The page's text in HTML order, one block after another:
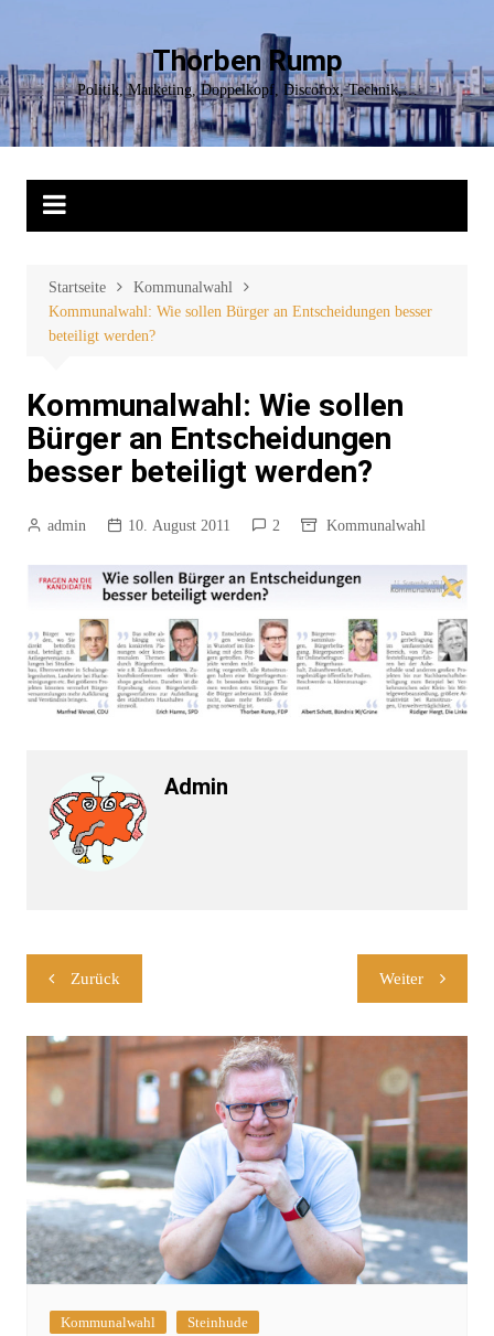
springen
Thorben Rump
Politik, Marketing, Doppelkopf, Discofox, Technik,…
Startseite
Kommunalwahl
Kommunalwahl: Wie sollen Bürger an Entscheidungen besser
beteiligt werden?
Kommunalwahl: Wie sollen
Bürger an Entscheidungen
besser beteiligt werden?
admin 10. August 2011 2 Kommunalwahl
Admin
Beitragsnavigation
Zurück Weiter
Kommunalwahl Steinhude